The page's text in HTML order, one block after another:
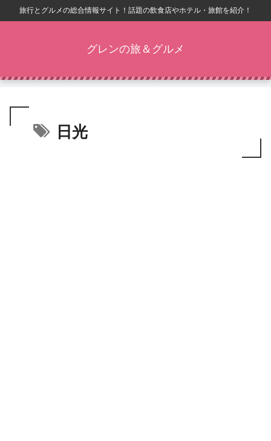
旅行とグルメの総合情報サイト！話題の飲食店やホテル・旅館を紹介！
グレンの旅＆グルメ
日光